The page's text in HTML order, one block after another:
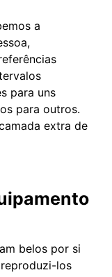
a
para uns
para outros.
extra de
belos por si
los